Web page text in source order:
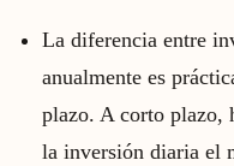
La diferencia entre
anualmente es
plazo. A corto plazo,
la inversión diaria el